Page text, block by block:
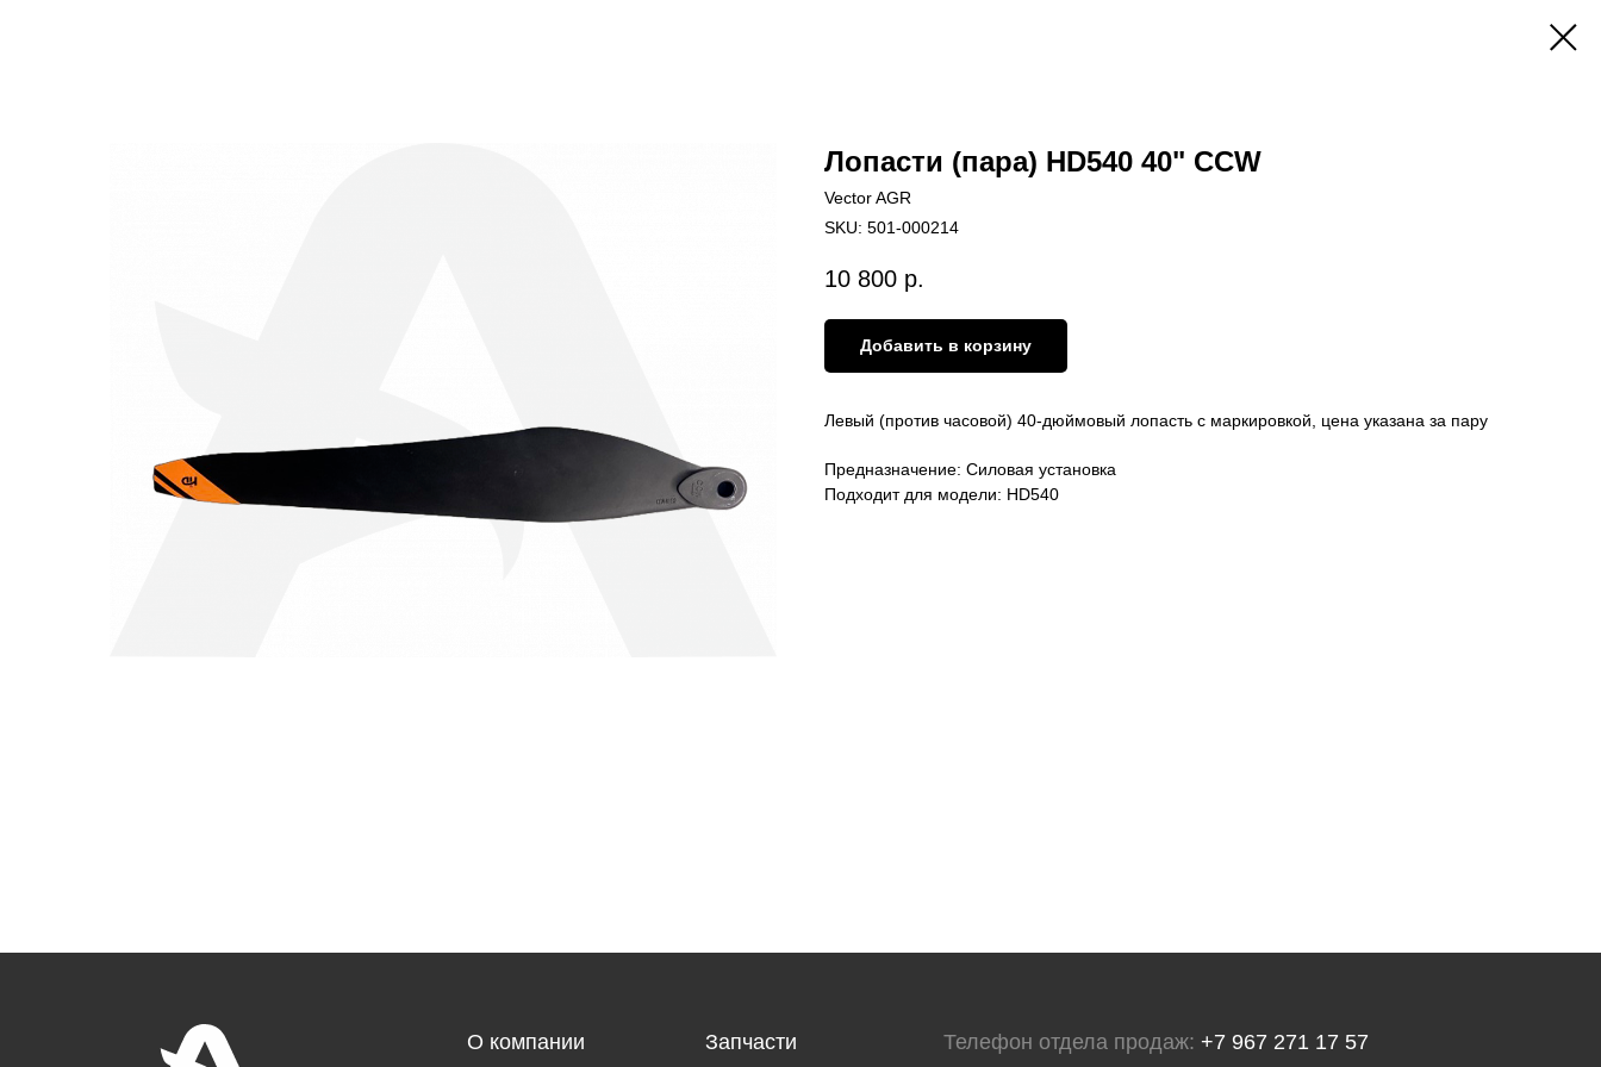
Лопасти (пара) HD540 40" CCW
Vector AGR
SKU: 501-000214
10 800 р.
Добавить в корзину
Левый (против часовой) 40-дюймовый лопасть с маркировкой, цена указана за пару
Предназначение: Силовая установка
Подходит для модели: HD540
О компании Запчасти Телефон отдела продаж: +7 967 271 17 57